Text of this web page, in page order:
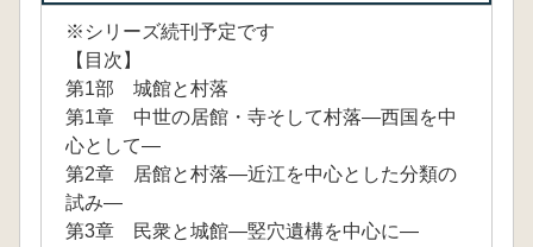
※シリーズ続刊予定です
【目次】
第1部 城館と村落
第1章 中世の居館・寺そして村落―西国を中
心として―
第2章 居館と村落―近江を中心とした分類の
試み―
第3章 民衆と城館―竪穴遺構を中心に―